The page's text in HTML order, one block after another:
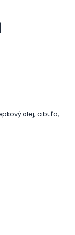
olej, cibuľa,